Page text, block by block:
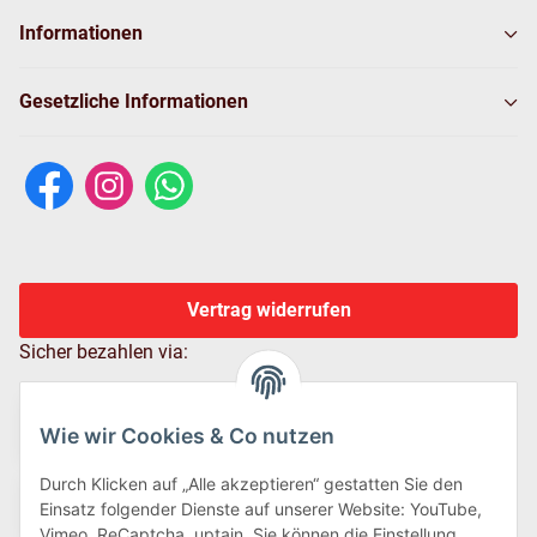
Wie wir Cookies & Co nutzen
Durch Klicken auf „Alle akzeptieren“ gestatten Sie den
Einsatz folgender Dienste auf unserer Website: YouTube,
Informationen
Gesetzliche Informationen
Vertrag widerrufen
Sicher bezahlen via: